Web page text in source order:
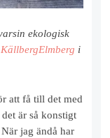
ekologisk
KällbergElmberg i
att få till det med
är så konstigt
jag ändå har